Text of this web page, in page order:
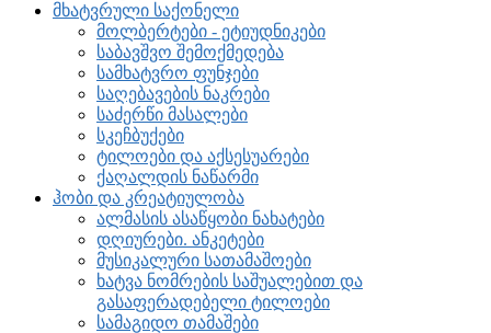
მხატვრული საქონელი
მოლბერტები - ეტიუდნიკები
საბავშვო შემოქმედება
სამხატვრო ფუნჯები
საღებავების ნაკრები
საძერწი მასალები
სკეჩბუქები
ტილოები და აქსესუარები
ქაღალდის ნაწარმი
ჰობი და კრეატიულობა
ალმასის ასაწყობი ნახატები
დღიურები. ანკეტები
მუსიკალური სათამაშოები
ხატვა ნომრების საშუალებით და
გასაფერადებელი ტილოები
სამაგიდო თამაშები